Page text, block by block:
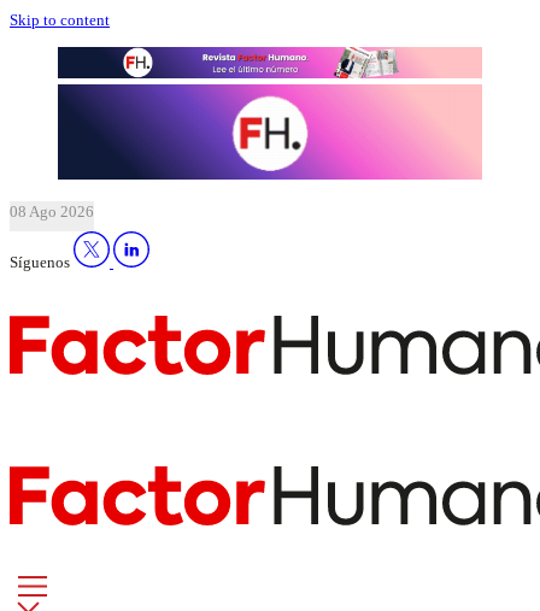
Skip to content
08 Ago 2026
Síguenos